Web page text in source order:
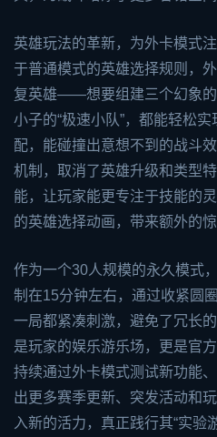
英雄玩法的革新，为外卡模式
于普通模式的英雄选择规则，
复英雄——想要组建三个幻象的
小子的“极速小队”，都能轻松
配，能碰撞出意想不到的战斗
机制，取消了英雄升级和类型
能，让玩家能更专注于技能的
的英雄选择动画，带来额外的惊
作为一个30人规模的永久模式
制在15分钟左右，通过收紧圆
一局都紧凑刺激，避免了冗长
是玩家的娱乐游乐场，更是官
持续通过外卡模式测试新功能
出更多赛季更新、突发活动和
入新的活力，真正践行其“实验